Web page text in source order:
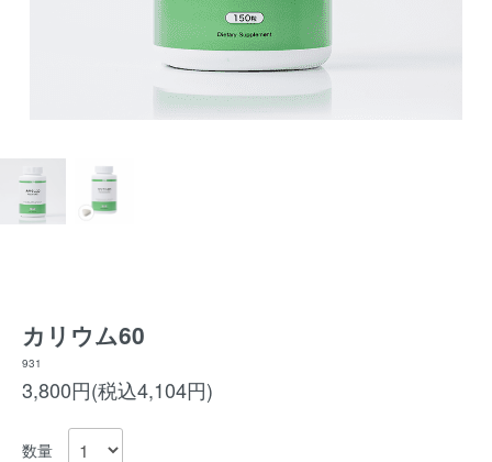
カリウム60
931
3,800円(税込4,104円)
数量